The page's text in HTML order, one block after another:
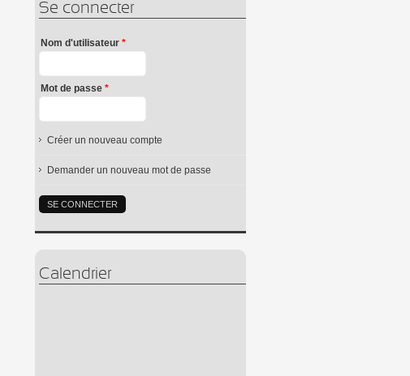
Se connecter
Nom d'utilisateur *
Mot de passe *
Créer un nouveau compte
Demander un nouveau mot de passe
Calendrier